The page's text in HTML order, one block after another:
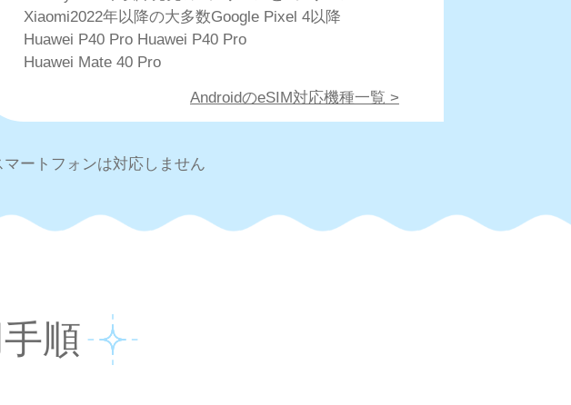
Xiaomi2022年以降の大多数Google Pixel 4以降
Huawei P40 Pro Huawei P40 Pro
Huawei Mate 40 Pro
AndroidのeSIM対応機種一覧 >
ートフォンは対応しません
順